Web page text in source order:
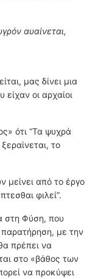
αυαίνεται,
μας δίνει μια
οι αρχαίοι
ότι “Τα ψυχρά
το
μείνει από το έργο
φιλεί”.
στη Φύση, που
με την
πρέπει να
στο «βάθος των
να προκύψει